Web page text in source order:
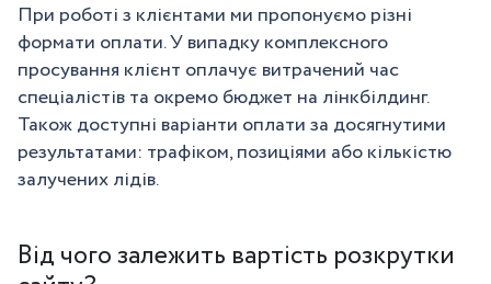
При роботі з клієнтами ми пропонуємо різні
формати оплати. У випадку комплексного
просування клієнт оплачує витрачений час
спеціалістів та окремо бюджет на лінкбілдинг.
Також доступні варіанти оплати за досягнутими
результатами: трафіком, позиціями або кількістю
залучених лідів.
Від чого залежить вартість розкрутки